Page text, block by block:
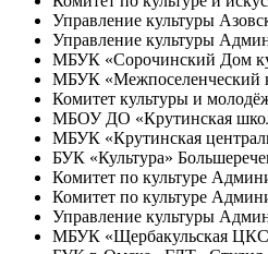
Управление культуры
Управление культуры
МБУК «Сорочинский Дом
МБУК «Межпоселенческий
Комитет культуры и
МБОУ ДО «Крутинская
МБУК «Крутинская
БУК «Культура»
Комитет по культуре
Комитет по культуре
Управление культуры
МБУК «Щербакульская